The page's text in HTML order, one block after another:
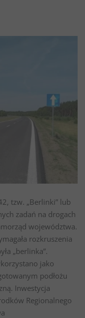
tzw. „Berlinki” lub
zadań na drogach
województwa.
rozkruszenia
„berlinka”.
jako
podłożu
Inwestycja
Regionalnego